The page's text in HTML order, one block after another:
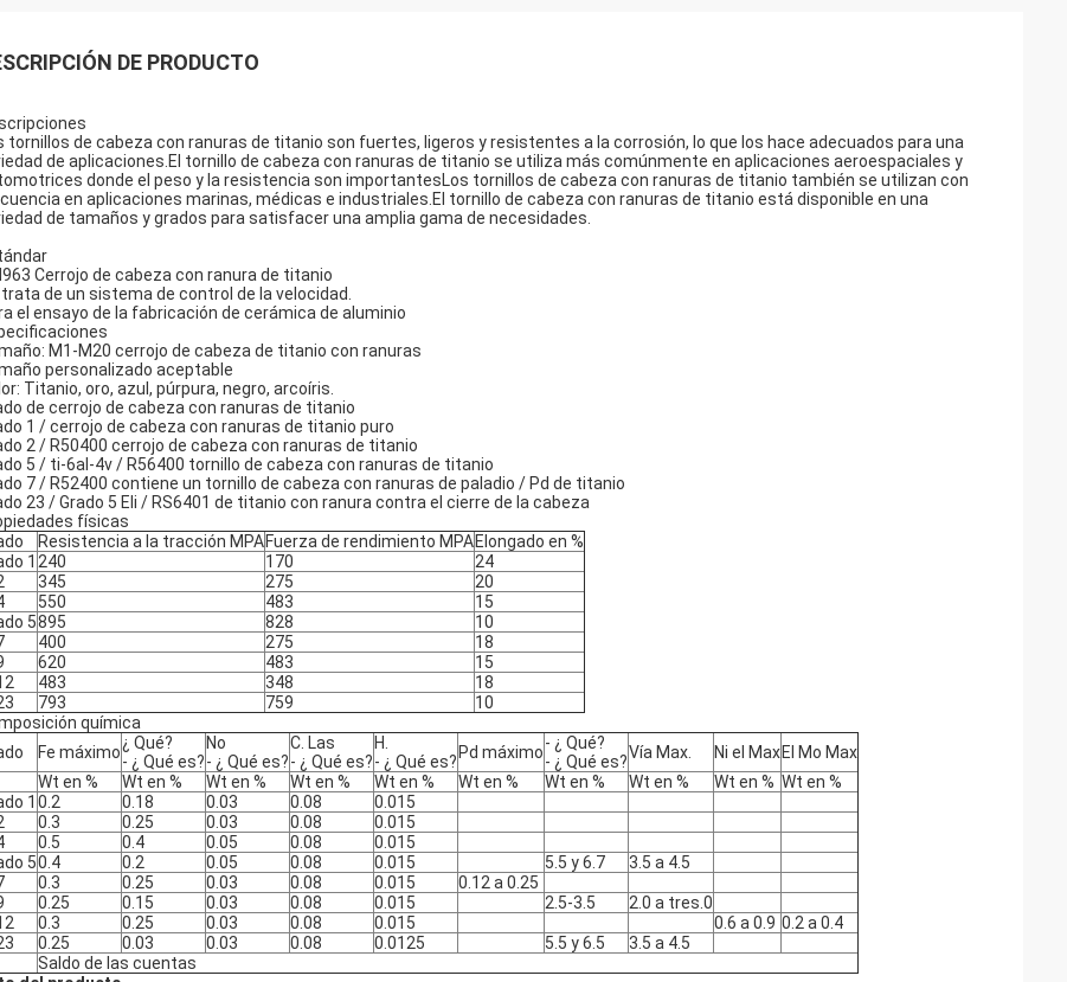
DE PRODUCTO
tornillos de cabeza con ranuras de titanio son fuertes, ligeros y resistentes a la corrosión, lo que los hace adecuados para una
de aplicaciones.El tornillo de cabeza con ranuras de titanio se utiliza más comúnmente en aplicaciones aeroespaciales y
donde el peso y la resistencia son importantesLos tornillos de cabeza con ranuras de titanio también se utilizan con
en aplicaciones marinas, médicas e industriales.El tornillo de cabeza con ranuras de titanio está disponible en una
de tamaños y grados para satisfacer una amplia gama de necesidades.
Cerrojo de cabeza con ranura de titanio
de un sistema de control de la velocidad.
el ensayo de la fabricación de cerámica de aluminio
M1-M20 cerrojo de cabeza de titanio con ranuras
personalizado aceptable
Titanio, oro, azul, púrpura, negro, arcoíris.
de cerrojo de cabeza con ranuras de titanio
1 / cerrojo de cabeza con ranuras de titanio puro
2 / R50400 cerrojo de cabeza con ranuras de titanio
5 / ti-6al-4v / R56400 tornillo de cabeza con ranuras de titanio
7 / R52400 contiene un tornillo de cabeza con ranuras de paladio / Pd de titanio
23 / Grado 5 Eli / RS6401 de titanio con ranura contra el cierre de la cabeza
físicas
Resistencia a la tracción MPAFuerza de rendimiento MPAElongado en %
1 240 170
24
345 275
20
550 483
15
5895 828
10
400 275
18
620 483
15
483 348
18
793 759
10
química
Fe máximo¿ Qué?
- ¿ Qué es?
No
- ¿ Qué es?
C. Las
- ¿ Qué es?
H.
- ¿ Qué es? Pd máximo- ¿ Qué?
- ¿ Qué es?Vía Max. Ni el MaxEl Mo Max
Wt en % Wt en % Wt en % Wt en % Wt en % Wt en % Wt en % Wt en % Wt en % Wt en %
1 0.2 0.18 0.03 0.08
0.015
0.3 0.25 0.03 0.08
0.015
0.5 0.4 0.05 0.08
0.015
50.4 0.2 0.05 0.08 0.015 5.5 y 6.7
3.5 a 4.5
0.3 0.25 0.03 0.08 0.015
0.12 a 0.25
0.25 0.15 0.03 0.08 0.015 2.5-3.5
2.0 a tres.0
0.3 0.25 0.03 0.08 0.015 0.6 a 0.9 0.2 a 0.4
0.25 0.03 0.03 0.08 0.0125 5.5 y 6.5
3.5 a 4.5
Saldo de las cuentas